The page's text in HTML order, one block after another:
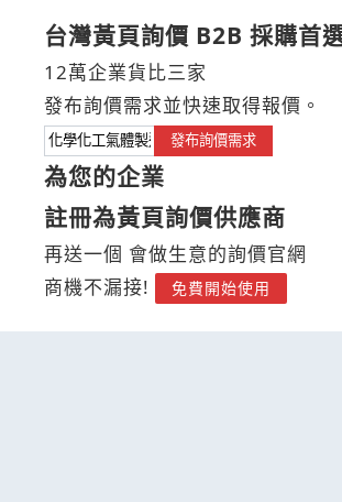
台灣黃頁詢價 B2B 採購首
12萬企業貨比三家
發布詢價需求並快速取得報價。
發布詢價需求
為您的企業
註冊為黃頁詢價供應商
再送一個 會做生意的詢價官網
商機不漏接!
免費開始使用